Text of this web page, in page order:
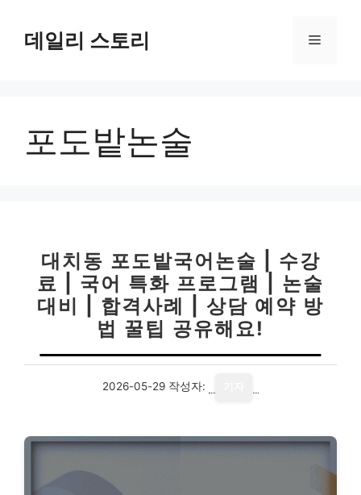
데일리 스토리 메
포도밭논술
대치동 포도밭국어논술 | 수강
료 | 국어 특화 프로그램 | 논술
대비 | 합격사례 | 상담 예약 방
법 꿀팁 공유해요!
2026-05-29 작성자: